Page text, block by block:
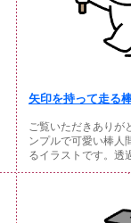
矢印を持って走る
ご覧いただきありが
ンプルで可愛い棒人
るイラストです。透